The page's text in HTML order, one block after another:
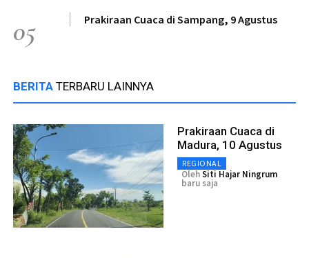
05 Prakiraan Cuaca di Sampang, 9 Agustus
BERITA TERBARU LAINNYA
Prakiraan Cuaca di
Madura, 10 Agustus
REGIONAL
OlehSiti Hajar Ningrum
baru saja